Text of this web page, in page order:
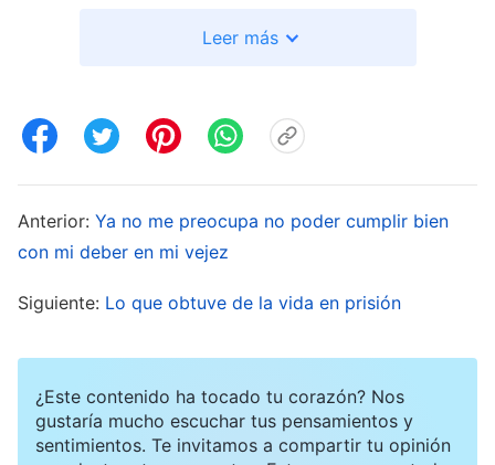
dilatadas y el ojo con una hiperemia grave. Dijo
cristalino. Me dijo que era necesario
hospitalizarme de inmediato, o, de lo contrario,
podría quedarme ciego del ojo derecho. Cuando
el derecho, ¿no voy a terminar quedándome
ciego de verdad? Olvídate de realizar deberes, si
Leer más
Anterior: Ya no me preocupa no poder cumplir bien
con mi deber en mi vejez
Siguiente: Lo que obtuve de la vida en prisión
¿Este contenido ha tocado tu corazón? Nos
gustaría mucho escuchar tus pensamientos y
sentimientos. Te invitamos a compartir tu opinión